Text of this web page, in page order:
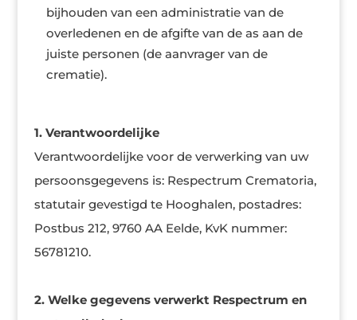
bijhouden van een administratie van de
overledenen en de afgifte van de as aan de
juiste personen (de aanvrager van de
crematie).
1. Verantwoordelijke
Verantwoordelijke voor de verwerking van uw
persoonsgegevens is: Respectrum Crematoria,
statutair gevestigd te Hooghalen, postadres:
Postbus 212, 9760 AA Eelde, KvK nummer:
56781210.
2. Welke gegevens verwerkt Respectrum en